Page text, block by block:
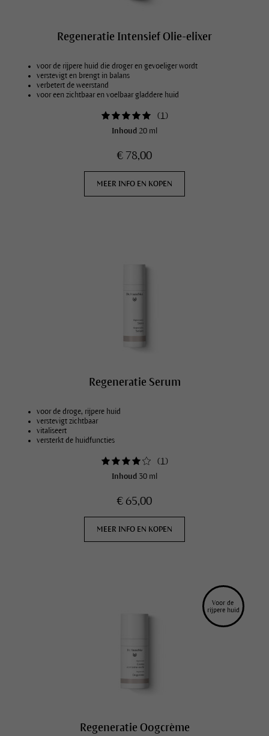
Regeneratie Intensief Olie-elixer
voor de rijpere huid die droger en gevoeliger wordt
verstevigt en brengt in balans
verbetert de weerstand
voor een zichtbaar en voelbaar gladdere huid
(1 )
Inhoud 20 ml
€ 78,00
MEER INFO EN KOPEN
Regeneratie Serum
voor de droge, rijpere huid
verstevigt zichtbaar
vitaliseert
versterkt de huidfuncties
(1 )
Inhoud 30 ml
€ 65,00
MEER INFO EN KOPEN
Voor de
rijpere huid
Regeneratie Oogcrème